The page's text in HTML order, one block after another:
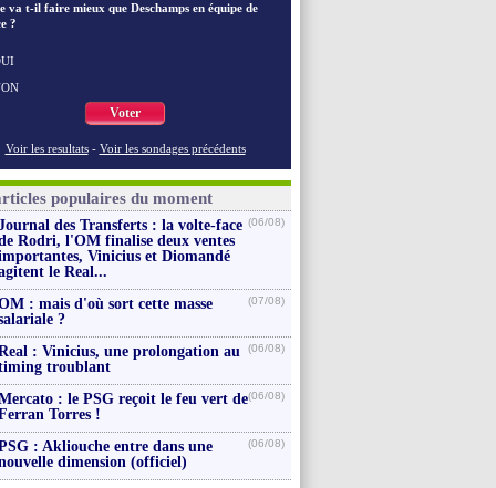
Real: Mastantuono prêté à la Fiorentina (off.)
Man City
Palace
va t-il faire mieux que Deschamps en équipe de
?
Voter
Voir les resultats - Voir les sondages précédents
populaires du moment
des Transferts : la volte-face
Rodri, l'OM finalise deux ventes
Vinicius et Diomandé
le Real...
(06/08)
: mais d'où sort cette masse
?
(07/08)
: Vinicius, une prolongation au
troublant
(06/08)
: le PSG reçoit le feu vert de
Torres !
(06/08)
: Akliouche entre dans une
dimension (officiel)
(06/08)